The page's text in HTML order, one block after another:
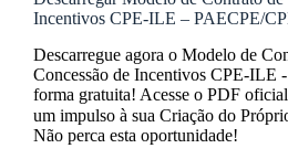
Incentivos CPE-ILE – PAECPE/
Descarregue agora o Modelo de
Concessão de Incentivos CPE-ILE
forma gratuita! Acesse o PDF
um impulso à sua Criação do
Não perca esta oportunidade!